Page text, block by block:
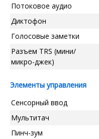
Потоковое аудио
Диктофон
Голосовые заметки
Разъем TRS (мини/
микро-джек)
Элементы управления
Сенсорный ввод
Мультитач
Пинч-зум